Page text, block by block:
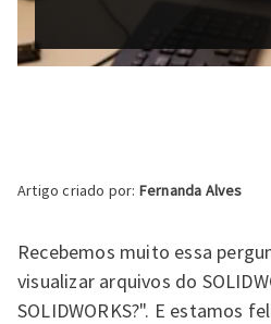
Artigo criado por: Fernanda Alves
Recebemos muito essa
visualizar arquivos do
SOLIDWORKS?". E estamos